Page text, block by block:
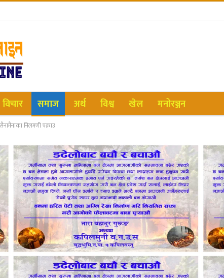
विचार समाज अर्थ विश्व खेल मनोरञ्जन
निलमणी पक्राउ